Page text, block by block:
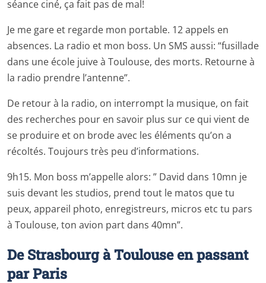
séance ciné, ça fait pas de mal!
Je me gare et regarde mon portable. 12 appels en
absences. La radio et mon boss. Un SMS aussi: “fusillade
dans une école juive à Toulouse, des morts. Retourne à
la radio prendre l’antenne”.
De retour à la radio, on interrompt la musique, on fait
des recherches pour en savoir plus sur ce qui vient de
se produire et on brode avec les éléments qu’on a
récoltés. Toujours très peu d’informations.
9h15. Mon boss m’appelle alors: ” David dans 10mn je
suis devant les studios, prend tout le matos que tu
peux, appareil photo, enregistreurs, micros etc tu pars
à Toulouse, ton avion part dans 40mn”.
De Strasbourg à Toulouse en passant
par Paris